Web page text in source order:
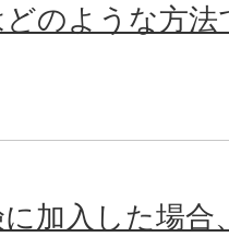
のような方
に加入した場